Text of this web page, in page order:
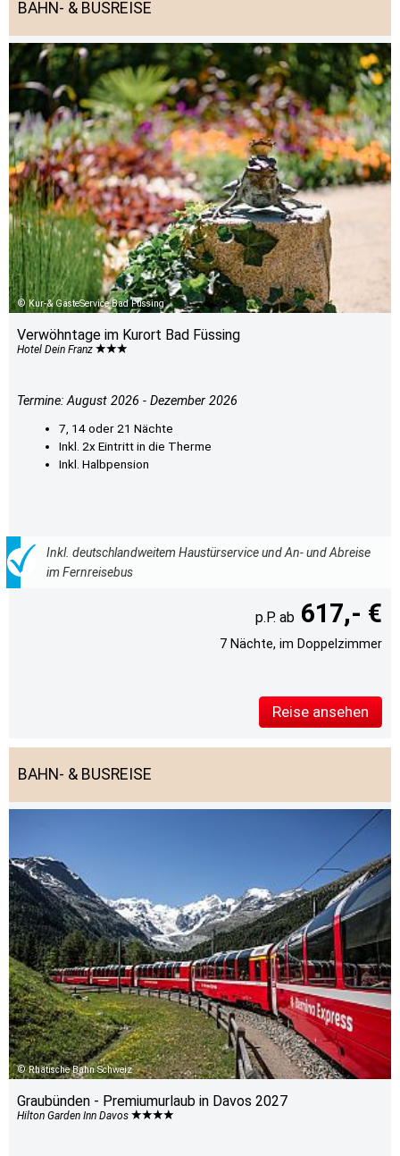
BAHN- & BUSREISE
Kur-& GästeService Bad Füssing
Verwöhntage im Kurort Bad Füssing
Hotel Dein Franz
Termine: August 2026 - Dezember 2026
7, 14 oder 21 Nächte
Inkl. 2x Eintritt in die Therme
Inkl. Halbpension
Inkl. deutschlandweitem Haustürservice und An- und Abreise
im Fernreisebus
617,- €
7 Nächte, im Doppelzimmer
Reise ansehen
BAHN- & BUSREISE
Rhätische Bahn Schweiz
Graubünden - Premiumurlaub in Davos 2027
Hilton Garden Inn Davos